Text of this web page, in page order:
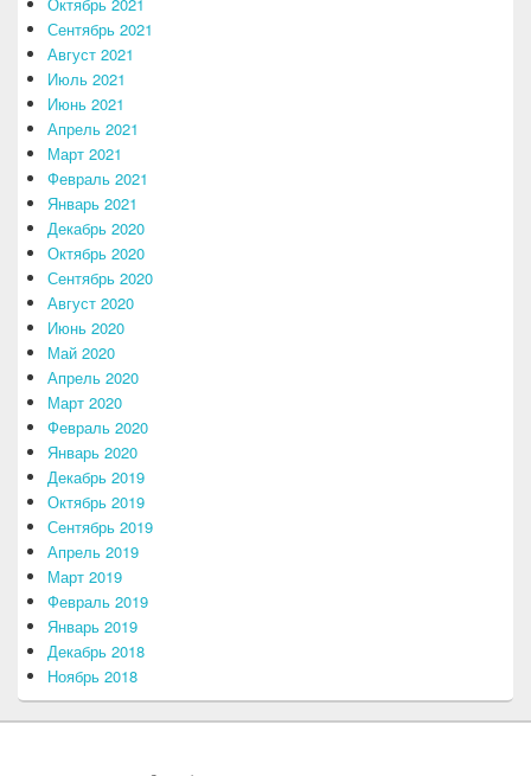
Октябрь 2021
Сентябрь 2021
Август 2021
Июль 2021
Июнь 2021
Апрель 2021
Март 2021
Февраль 2021
Январь 2021
Декабрь 2020
Октябрь 2020
Сентябрь 2020
Август 2020
Июнь 2020
Май 2020
Апрель 2020
Март 2020
Февраль 2020
Январь 2020
Декабрь 2019
Октябрь 2019
Сентябрь 2019
Апрель 2019
Март 2019
Февраль 2019
Январь 2019
Декабрь 2018
Ноябрь 2018